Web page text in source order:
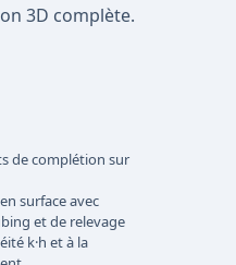
3D complète.
de complétion sur
surface avec
et de relevage
k·h et à la